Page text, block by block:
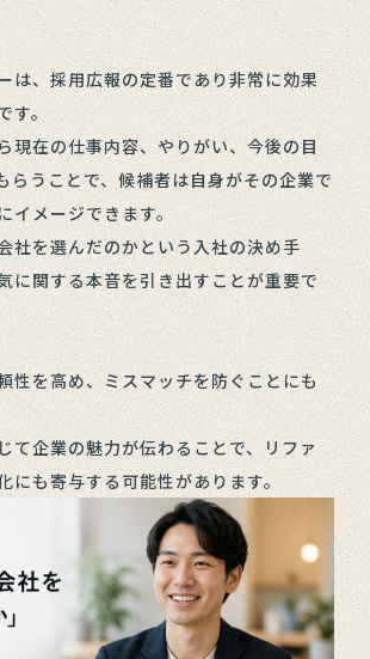
は、採用広報の定番であり非常に効果
す。
現在の仕事内容、やりがい、今後の目
らうことで、候補者は自身がその企業で
イメージできます。
社を選んだのかという入社の決め手
に関する本音を引き出すことが重要で
性を高め、ミスマッチを防ぐことにも
て企業の魅力が伝わることで、リファ
にも寄与する可能性があります。